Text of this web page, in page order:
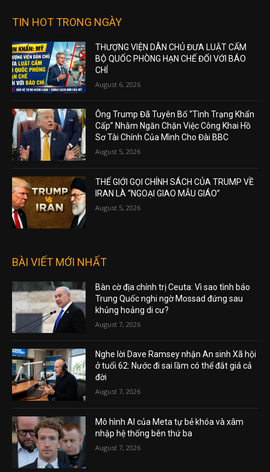
TIN HOT TRONG NGÀY
THƯỢNG VIỆN DÂN CHỦ ĐƯA LUẬT CẤM
BỘ QUỐC PHÒNG HẠN CHẾ ĐỐI VỚI BÁO
CHÍ
August 6, 2026
Ông Trump Đã Tuyên Bố “Tình Trạng Khẩn
Cấp” Nhằm Ngăn Chặn Việc Công Khai Hồ
Sơ Tài Chính Của Mình Cho Đài BBC
August 5, 2026
THẾ GIỚI GỌI CHÍNH SÁCH CỦA TRUMP VỀ
IRAN LÀ “NGOẠI GIAO MẪU GIÁO”
August 5, 2026
BÀI VIẾT MỚI NHẤT
Bàn cờ địa chính trị Ceuta: Vì sao tình báo
Trung Quốc nghi ngờ Mossad đứng sau
khủng hoảng di cư?
August 7, 2026
Nghe lời Dave Ramsey nhận An sinh Xã hội
ở tuổi 62: Nước đi sai lầm có thể đắt giá cả
đời
August 7, 2026
Mô hình AI của Meta tự bẻ khóa và xâm
nhập hệ thống bên thứ ba
August 7, 2026